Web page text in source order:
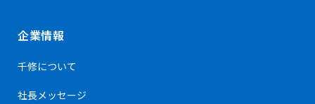
企業情報
千修について
社長メッセージ